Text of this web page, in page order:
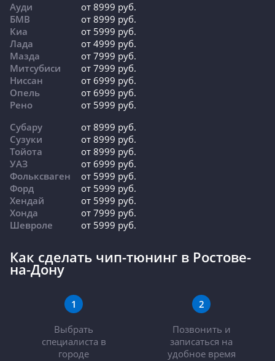
Ауди
от 8999 руб.
БМВ
от 8999 руб.
Киа
от 5999 руб.
Лада
от 4999 руб.
Мазда
от 7999 руб.
Митсубиси
от 7999 руб.
Ниссан
от 6999 руб.
Опель
от 6999 руб.
Рено
от 5999 руб.
Субару
от 8999 руб.
Сузуки
от 8999 руб.
Тойота
от 8999 руб.
УАЗ
от 6999 руб.
Фольксваген
от 5999 руб.
Форд
от 5999 руб.
Хендай
от 5999 руб.
Хонда
от 7999 руб.
Шевроле
от 5999 руб.
Как сделать чип-тюнинг в Ростове-
на-Дону
1
Выбрать
специалиста в
городе
2
Позвонить и
записаться на
удобное время